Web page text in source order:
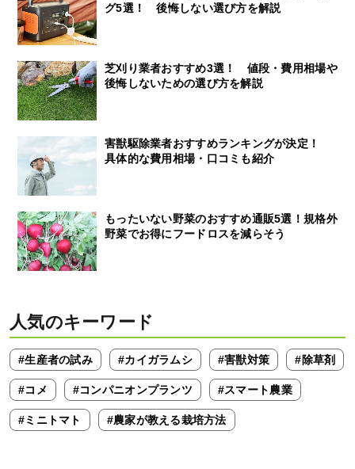
グ5選！ 後悔しない選び方を解説
芝刈り業者おすすめ3選！ 値段・費用相場や
後悔しないための選び方を解説
害獣駆除業者おすすめランキングが決定！
具体的な費用相場・口コミも紹介
もったいない野菜のおすすめ通販5選！規格外
野菜でお得にフードロスを減らそう
人気のキーワード
#生産者の試み #カイガラムシ #害獣対策 #除草剤
#コメ #コンパニオンプランツ #スマート農業
#ミニトマト #農家が教える栽培方法